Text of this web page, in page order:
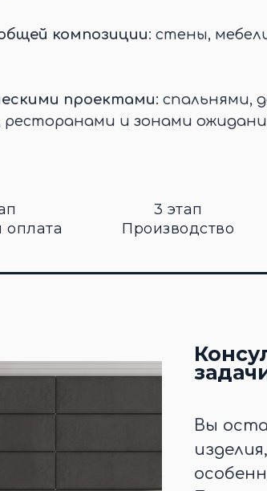
композиции: стены,
проектами: спальнями,
и зонами
оплата
3 этап
Производство
Вы